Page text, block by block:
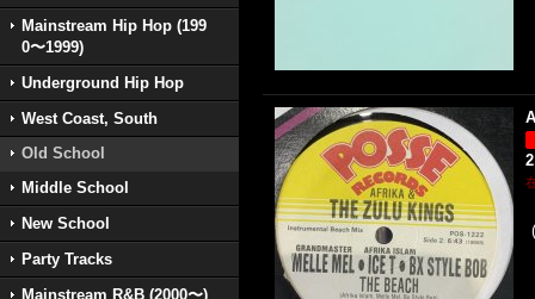
Mainstream Hip Hop (199
0〜1999)
Underground Hip Hop
West Coast, South
Old School
Middle School
New School
Party Tracks
Mainstream R&B (2000〜)